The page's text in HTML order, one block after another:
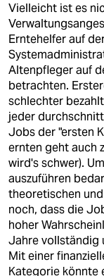
Vielleicht ist es
Erntehelfer auf
Altenpfleger auf
betrachten.
schlechter
jeder
Jobs der "ersten
ernten geht auch
wird's schwer).
auszuführen
theoretischen
noch, dass die
hoher
Jahre vollständig
Mit einer
Kategorie könnte